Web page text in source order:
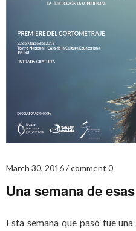
March 30, 2016 comment 0
Una semana de esas
Esta semana que pasó fue